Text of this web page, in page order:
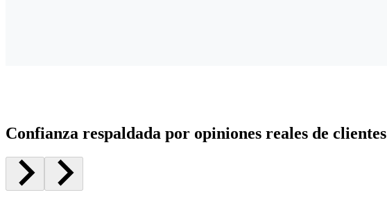
Confianza respaldada por opiniones reales de clientes